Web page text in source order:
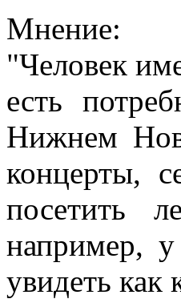
Мнение:
"Человек
есть
Нижнем
концерты,
посетить
например, у
увидеть как